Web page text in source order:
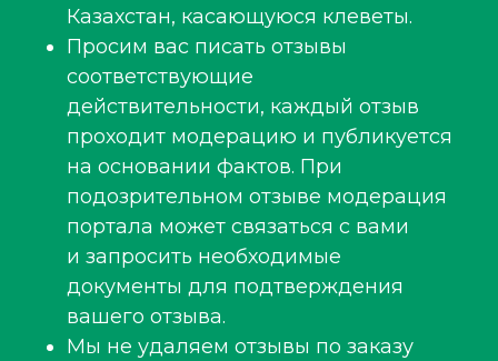
Казахстан, касающуюся клеветы.
Просим вас писать отзывы
соответствующие
действительности, каждый отзыв
проходит модерацию и публикуется
на основании фактов. При
подозрительном отзыве модерация
портала может связаться с вами
и запросить необходимые
документы для подтверждения
вашего отзыва.
Мы не удаляем отзывы по заказу